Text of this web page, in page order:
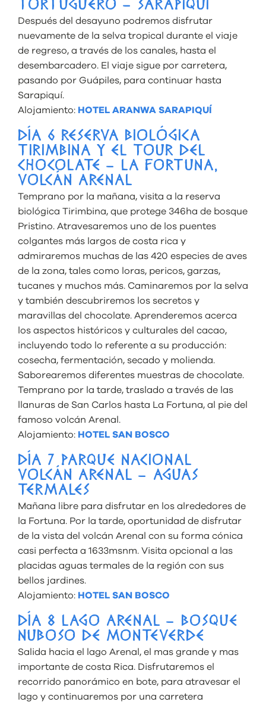
TORTUGUERO – SARAPIQUÍ
Después del desayuno podremos disfrutar
nuevamente de la selva tropical durante el viaje
de regreso, a través de los canales, hasta el
desembarcadero. El viaje sigue por carretera,
pasando por Guápiles, para continuar hasta
Sarapiquí.
Alojamiento: HOTEL ARANWA SARAPIQUÍ
DÍA 6 RESERVA BIOLÓGICA
TIRIMBINA Y EL TOUR DEL
CHOCOLATE – LA FORTUNA,
VOLCÁN ARENAL
Temprano por la mañana, visita a la reserva
biológica Tirimbina, que protege 346ha de bosque
Pristino. Atravesaremos uno de los puentes
colgantes más largos de costa rica y
admiraremos muchas de las 420 especies de aves
de la zona, tales como loras, pericos, garzas,
tucanes y muchos más. Caminaremos por la selva
y también descubriremos los secretos y
maravillas del chocolate. Aprenderemos acerca
los aspectos históricos y culturales del cacao,
incluyendo todo lo referente a su producción:
cosecha, fermentación, secado y molienda.
Saborearemos diferentes muestras de chocolate.
Temprano por la tarde, traslado a través de las
llanuras de San Carlos hasta La Fortuna, al pie del
famoso volcán Arenal.
Alojamiento: HOTEL SAN BOSCO
DÍA 7 PARQUE NACIONAL
VOLCÁN ARENAL – AGUAS
TERMALES
Mañana libre para disfrutar en los alrededores de
la Fortuna. Por la tarde, oportunidad de disfrutar
de la vista del volcán Arenal con su forma cónica
casi perfecta a 1633msnm. Visita opcional a las
placidas aguas termales de la región con sus
bellos jardines.
Alojamiento: HOTEL SAN BOSCO
DÍA 8 LAGO ARENAL – BOSQUE
NUBOSO DE MONTEVERDE
Salida hacia el lago Arenal, el mas grande y mas
importante de costa Rica. Disfrutaremos el
recorrido panorámico en bote, para atravesar el
lago y continuaremos por una carretera